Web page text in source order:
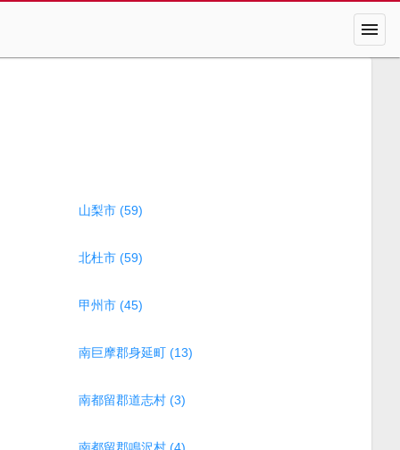
menu
山梨市 (59)
北杜市 (59)
甲州市 (45)
南巨摩郡身延町 (13)
南都留郡道志村 (3)
南都留郡鳴沢村 (4)